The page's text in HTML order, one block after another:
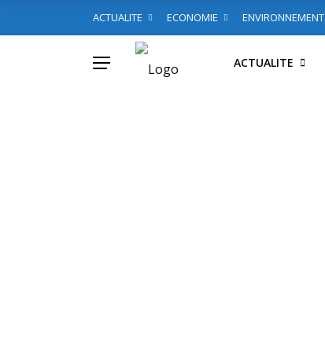
ACTUALITE ECONOMIE ENVIRONNEMENT
ACTUALITE